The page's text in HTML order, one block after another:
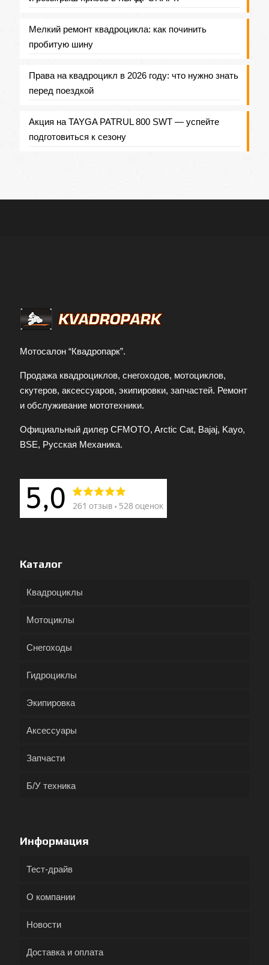
Мелкий ремонт квадроцикла: как починить
пробитую шину
Права на квадроцикл в 2026 году: что нужно знать
перед поездкой
Акция на TAYGA PATRUL 800 SWT — успейте
подготовиться к сезону
Мотосалон “Квадропарк”.
Продажа квадроциклов, снегоходов, мотоциклов,
скутеров, аксессуаров, экипировки, запчастей. Ремонт
и обслуживание мототехники.
Официальный дилер CFMOTO, Arctic Cat, Bajaj, Kayo,
BSE, Русская Механика.
Каталог
Квадроциклы
Мотоциклы
Снегоходы
Гидроциклы
Экипировка
Аксессуары
Запчасти
Б/У техника
Информация
Тест-драйв
О компании
Новости
Доставка и оплата